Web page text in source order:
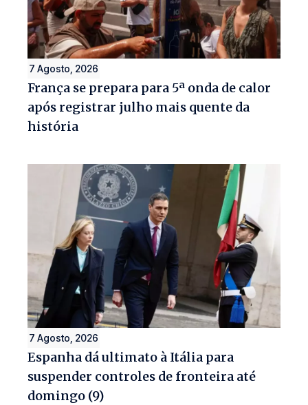
7 Agosto, 2026
França se prepara para 5ª onda de calor
após registrar julho mais quente da
história
7 Agosto, 2026
Espanha dá ultimato à Itália para
suspender controles de fronteira até
domingo (9)